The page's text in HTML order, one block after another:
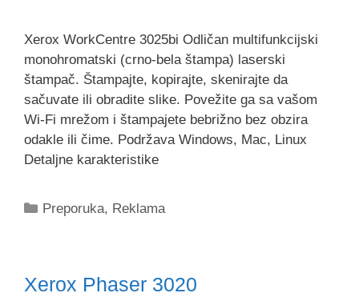
Xerox WorkCentre 3025bi Odličan multifunkcijski
monohromatski (crno-bela štampa) laserski
štampač. Štampajte, kopirajte, skenirajte da
sačuvate ili obradite slike. Povežite ga sa vašom
Wi-Fi mrežom i štampajete bebrižno bez obzira
odakle ili čime. Podržava Windows, Mac, Linux
Detaljne karakteristike
Categories
Preporuka, Reklama
Xerox Phaser 3020